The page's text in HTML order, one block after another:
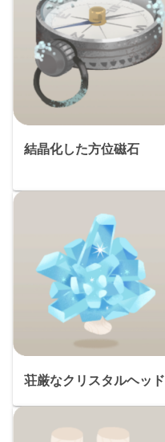
結晶化した方位磁石
荘厳なクリスタルヘッド